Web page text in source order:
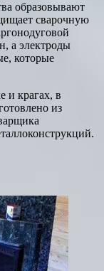
образовывают
сварочную
а электроды
которые
и крагах, в
из